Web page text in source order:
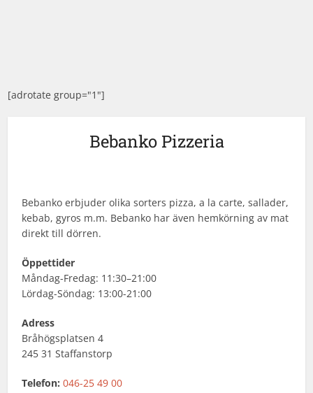
[adrotate group="1"]
Bebanko Pizzeria
Bebanko erbjuder olika sorters pizza, a la carte, sallader,
kebab, gyros m.m. Bebanko har även hemkörning av mat
direkt till dörren.
Öppettider
Måndag-Fredag: 11:30–21:00
Lördag-Söndag: 13:00-21:00
Adress
Bråhögsplatsen 4
245 31 Staffanstorp
Telefon: 046-25 49 00